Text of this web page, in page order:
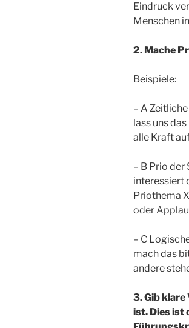
Eindruck
Menschen
2. Mache
Beispiele:
– A
lass uns
alle Kraft
– B Prio der
interessiert
Priothema
oder
– C
mach das
andere
3. Gib
ist. Dies ist